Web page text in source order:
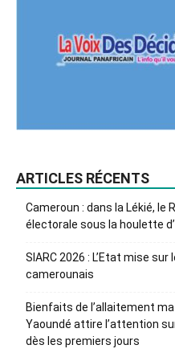
ARTICLES RÉCENTS
Cameroun : dans la Lékié, le
électorale sous la houlette
SIARC 2026 : L’Etat mise
camerounais
Bienfaits de l’allaitement
Yaoundé attire l’attention
dès les premiers jours